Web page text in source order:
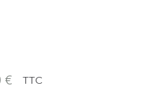
€ TTC